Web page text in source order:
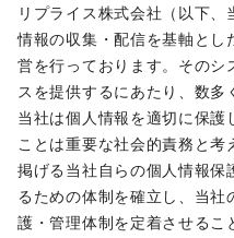
リプライス株式会社（以下、
情報の収集・配信を基軸とし
営を行っております。そのシ
スを提供するにあたり、数多
当社は個人情報を適切に保護
ことは重要な社会的責務と考
掲げる当社自らの個人情報保
るための体制を確立し、当
護・管理体制を定着させるこ